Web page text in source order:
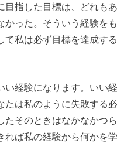
目指した目標は、どれも
かった。そういう経験を
て私は必ず目標を達成す
い経験になります。いい
たは私のように失敗する
たそのときはなかなかつ
れば私の経験から何かを